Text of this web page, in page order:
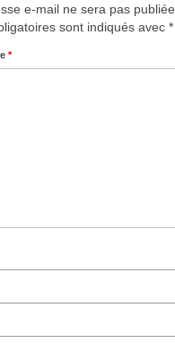
e-mail ne sera pas publiée.
sont indiqués avec *
*